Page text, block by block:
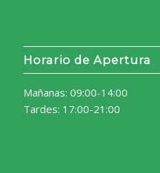
Horario de Apertura
Mañanas: 09:00-14:00
Tardes: 17:00-21:00